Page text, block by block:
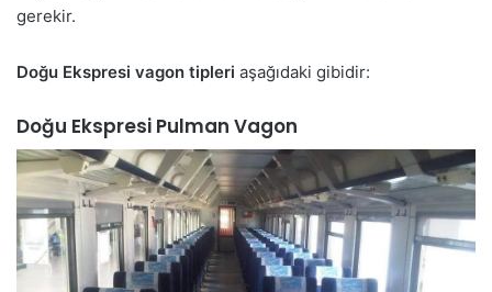
gerekir.
Doğu Ekspresi vagon tipleri aşağıdaki gibidir:
Doğu Ekspresi Pulman Vagon